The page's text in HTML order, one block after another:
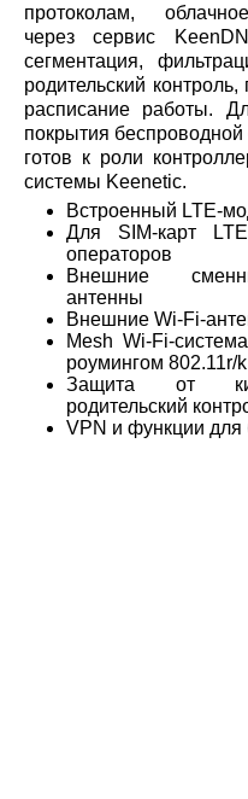
протоколам,
через сервис
сегментация,
родительский контроль,
расписание работы.
покрытия беспроводной
готов к роли
системы Keenetic.
Встроенный LTE-
Для SIM-карт
операторов
Внешние
антенны
Внешние Wi-Fi-
Mesh Wi-Fi-
роумингом 802.11r/k
Защита от
родительский
VPN и функции для